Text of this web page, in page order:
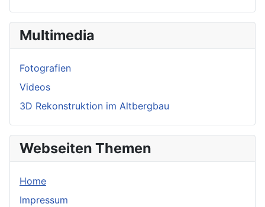
Multimedia
Fotografien
Videos
3D Rekonstruktion im Altbergbau
Webseiten Themen
Home
Impressum